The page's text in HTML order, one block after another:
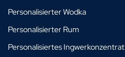
Personalisierter Wodka
Personalisierter Rum
Personalisiertes Ingwerkonzentrat